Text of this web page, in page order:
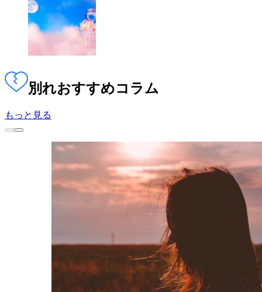
別れおすすめコラム
もっと見る